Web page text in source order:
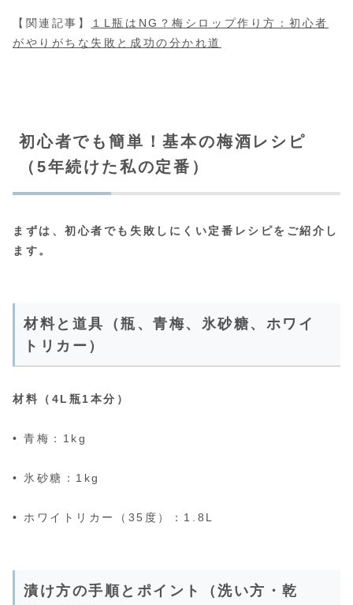
【関連記事】
１L瓶はNG？梅シロップ作り方：初心者
がやりがちな失敗と成功の分かれ道
初心者でも簡単！基本の梅酒レシピ
（5年続けた私の定番）
まずは、初心者でも失敗しにくい定番レシピをご紹介し
ます。
材料と道具（瓶、青梅、氷砂糖、ホワイ
トリカー）
材料（4L瓶1本分）
• 青梅：1kg
• 氷砂糖：1kg
• ホワイトリカー（35度）：1.8L
漬け方の手順とポイント（洗い方・乾